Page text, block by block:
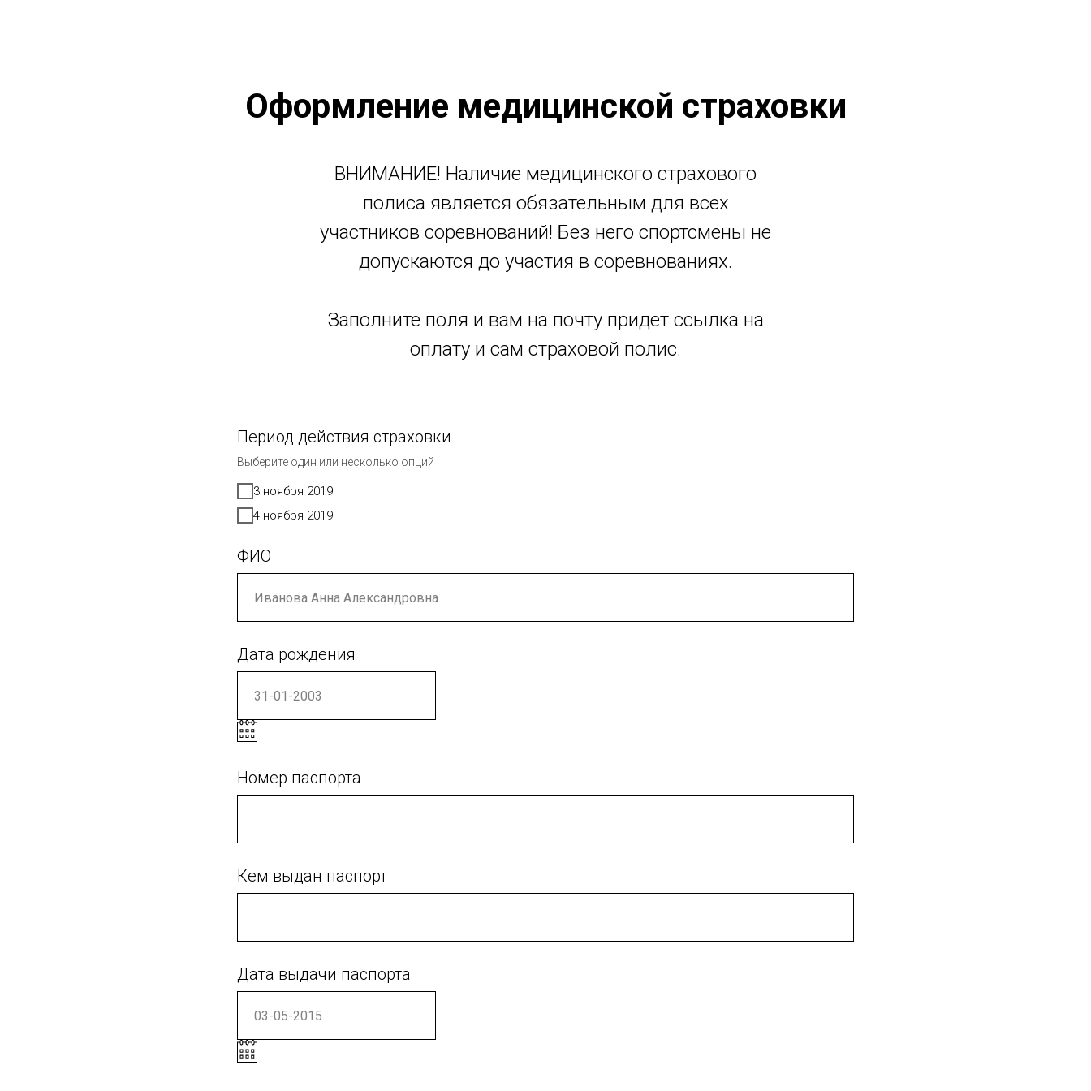
Оформление медицинской страховки
ВНИМАНИЕ! Наличие медицинского страхового
полиса является обязательным для всех
участников соревнований! Без него спортсмены не
допускаются до участия в соревнованиях.
Заполните поля и вам на почту придет ссылка на
оплату и сам страховой полис.
Период действия страховки
Выберите один или несколько опций
3 ноября 2019
4 ноября 2019
ФИО
Дата рождения
Номер паспорта
Кем выдан паспорт
Дата выдачи паспорта